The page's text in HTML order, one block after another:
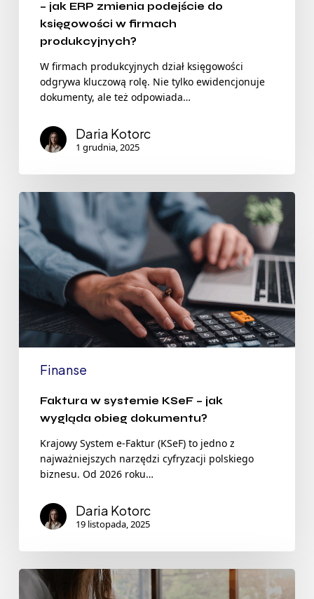
– jak ERP zmienia podejście do
księgowości w firmach
produkcyjnych?
W firmach produkcyjnych dział księgowości
odgrywa kluczową rolę. Nie tylko ewidencjonuje
dokumenty, ale też odpowiada…
Daria Kotorc
1 grudnia, 2025
Finanse
Faktura w systemie KSeF – jak
wygląda obieg dokumentu?
Krajowy System e-Faktur (KSeF) to jedno z
najważniejszych narzędzi cyfryzacji polskiego
biznesu. Od 2026 roku…
Daria Kotorc
19 listopada, 2025